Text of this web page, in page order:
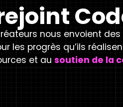
nous envoient
les progrès qu’ils
et au soutien de la